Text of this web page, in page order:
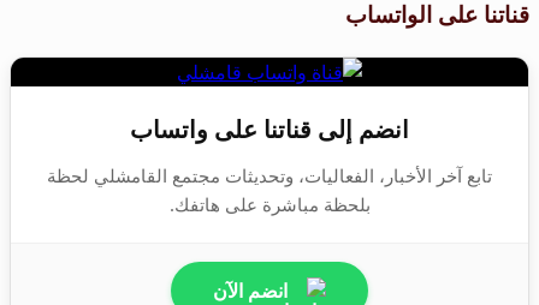
قناتنا على الواتساب
انضم إلى قناتنا على واتساب
تابع آخر الأخبار، الفعاليات، وتحديثات مجتمع القامشلي لحظة
بلحظة مباشرة على هاتفك.
انضم الآن